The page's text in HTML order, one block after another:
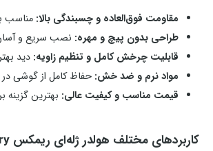
مقاومت فوق‌العاده و چسبندگی بالا: مناسب
طراحی بدون پیچ و مهره: نصب سریع و
قابلیت چرخش کامل و تنظیم زاویه: دید
مواد نرم و ضد خش: حفاظ کامل از گوشی
قیمت مناسب و کیفیت عالی: بهترین گزینه
کاربردهای مختلف هولدر ژله‌ای ریمکس Fairy | از ماشین تا محل کار